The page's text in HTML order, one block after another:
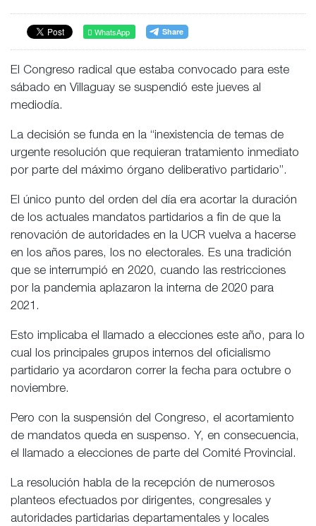
WhatsApp
El Congreso radical que estaba convocado para este
sábado en Villaguay se suspendió este jueves al
mediodía.
La decisión se funda en la “inexistencia de temas de
urgente resolución que requieran tratamiento inmediato
por parte del máximo órgano deliberativo partidario”.
El único punto del orden del día era acortar la duración
de los actuales mandatos partidarios a fin de que la
renovación de autoridades en la UCR vuelva a hacerse
en los años pares, los no electorales. Es una tradición
que se interrumpió en 2020, cuando las restricciones
por la pandemia aplazaron la interna de 2020 para
2021.
Esto implicaba el llamado a elecciones este año, para lo
cual los principales grupos internos del oficialismo
partidario ya acordaron correr la fecha para octubre o
noviembre.
Pero con la suspensión del Congreso, el acortamiento
de mandatos queda en suspenso. Y, en consecuencia,
el llamado a elecciones de parte del Comité Provincial.
La resolución habla de la recepción de numerosos
planteos efectuados por dirigentes, congresales y
autoridades partidarias departamentales y locales